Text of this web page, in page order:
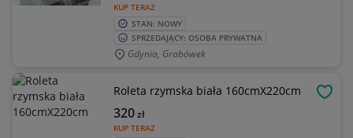
KUP TERAZ
STAN: NOWY
SPRZEDAJĄCY: OSOBA PRYWATNA
Gdynia, Grabówek
Roleta rzymska biała 160cmX220cm
KUP TERAZ
320zł